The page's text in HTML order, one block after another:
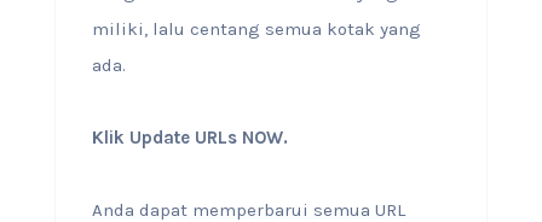
miliki, lalu centang semua kotak yang
ada.
Klik Update URLs NOW.
Anda dapat memperbarui semua URL